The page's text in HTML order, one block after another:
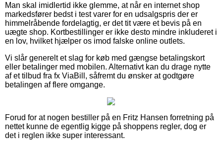
Man skal imidlertid ikke glemme, at når en internet shop
markedsfører bedst i test varer for en udsalgspris der er
himmelråbende fordelagtig, er det tit være et bevis på en
uægte shop. Kortbestillinger er ikke desto mindre inkluderet i
en lov, hvilket hjælper os imod falske online outlets.
Vi slår generelt et slag for køb med gængse betalingskort
eller betalinger med mobilen. Alternativt kan du drage nytte
af et tilbud fra fx ViaBill, såfremt du ønsker at godtgøre
betalingen af flere omgange.
Forud for at nogen bestiller på en Fritz Hansen forretning på
nettet kunne de egentlig kigge på shoppens regler, dog er
det i reglen ikke super interessant.